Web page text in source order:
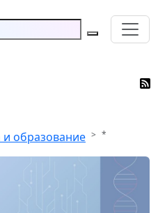
и образование *